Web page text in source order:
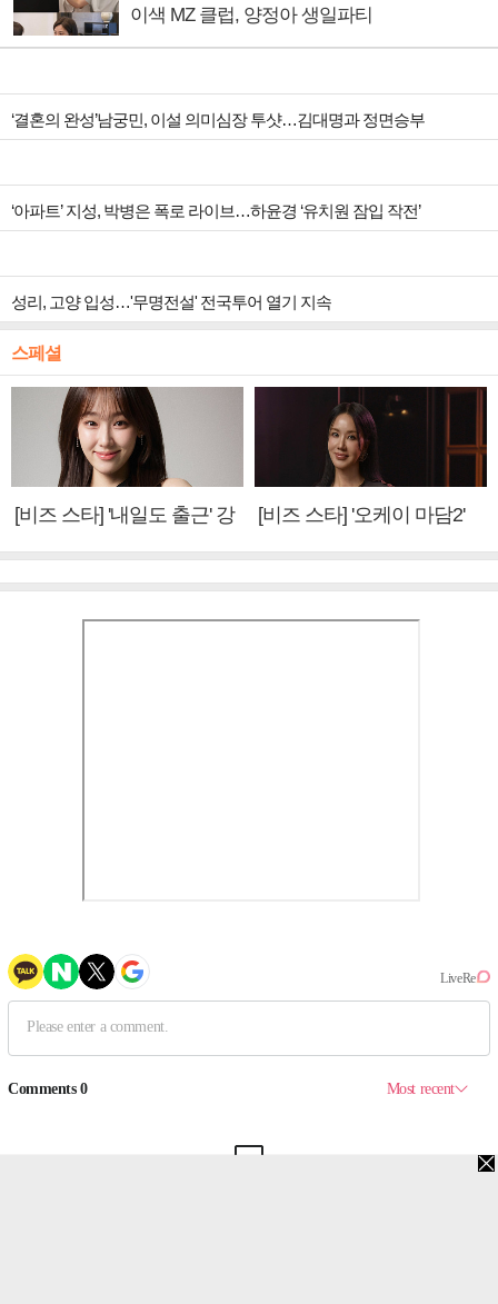
이색 MZ 클럽, 양정아 생일파티
‘결혼의 완성’남궁민, 이설 의미심장 투샷…김대명과 정면승부
‘아파트’ 지성, 박병은 폭로 라이브…하윤경 ‘유치원 잠입 작전’
성리, 고양 입성…'무명전설' 전국투어 열기 지속
스페셜
[비즈 스타] '내일도 출근' 강
[비즈 스타] '오케이 마담2'